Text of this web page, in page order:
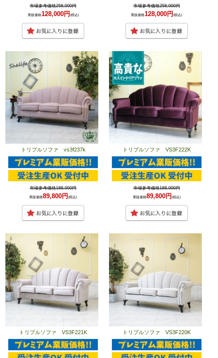
市場参考価格258,000円
業販価格128,000円(税込)
市場参考価格258,000円
業販価格128,000円(税込)
トリプルソファ vs3f237k
市場参考価格188,000円
業販価格89,800円(税込)
トリプルソファ VS3F222K
市場参考価格188,000円
業販価格89,800円 (税込)
トリプルソファ VS3F221K トリプルソファ VS3F220K